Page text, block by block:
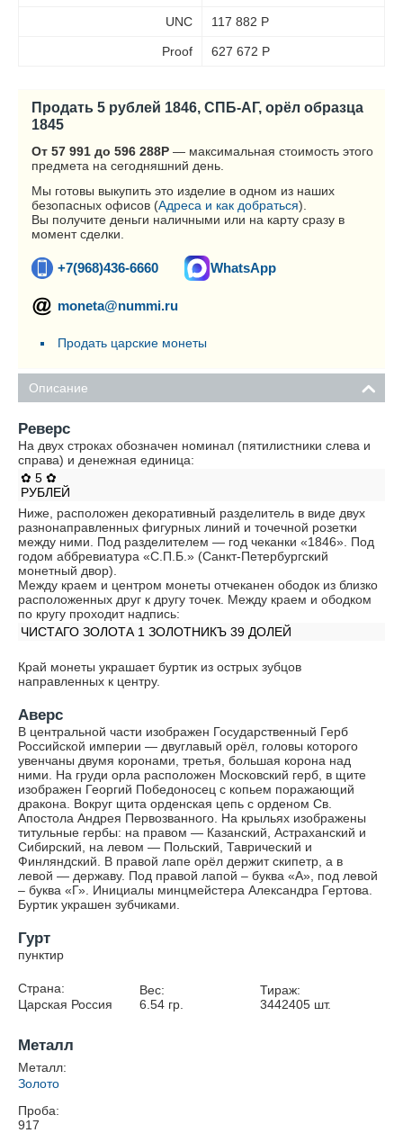
UNC 117 882 Р
Proof 627 672 Р
Продать 5 рублей 1846, СПБ-АГ, орёл образца
1845
От 57 991 до 596 288Р — максимальная стоимость этого
предмета на сегодняшний день.
Мы готовы выкупить это изделие в одном из наших
безопасных офисов (Адреса и как добраться).
Вы получите деньги наличными или на карту сразу в
момент сделки.
+7(968)436-6660 WhatsApp
moneta@nummi.ru
Продать царские монеты
Описание
Реверс
На двух строках обозначен номинал (пятилистники слева и
справа) и денежная единица:
✿ 5 ✿
РУБЛЕЙ
Ниже, расположен декоративный разделитель в виде двух
разнонаправленных фигурных линий и точечной розетки
между ними. Под разделителем — год чеканки «1846». Под
годом аббревиатура «С.П.Б.» (Санкт-Петербургский
монетный двор).
Между краем и центром монеты отчеканен ободок из близко
расположенных друг к другу точек. Между краем и ободком
по кругу проходит надпись:
ЧИСТАГО ЗОЛОТА 1 ЗОЛОТНИКЪ 39 ДОЛЕЙ
Край монеты украшает буртик из острых зубцов
направленных к центру.
Аверс
В центральной части изображен Государственный Герб
Российской империи — двуглавый орёл, головы которого
увенчаны двумя коронами, третья, большая корона над
ними. На груди орла расположен Московский герб, в щите
изображен Георгий Победоносец с копьем поражающий
дракона. Вокруг щита орденская цепь с орденом Св.
Апостола Андрея Первозванного. На крыльях изображены
титульные гербы: на правом — Казанский, Астраханский и
Сибирский, на левом — Польский, Таврический и
Финляндский. В правой лапе орёл держит скипетр, а в
левой — державу. Под правой лапой – буква «А», под левой
– буква «Г». Инициалы минцмейстера Александра Гертова.
Буртик украшен зубчиками.
Гурт
пунктир
Страна:
Царская Россия
Вес:
6.54гр.
Тираж:
3442405 шт.
Металл
Металл:
Золото
Проба:
917